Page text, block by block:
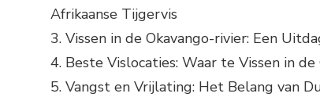
Afrikaanse Tijgervis
3. Vissen in de Okavango-rivier: Een
4. Beste Vislocaties: Waar te Vissen in de
5. Vangst en Vrijlating: Het Belang van